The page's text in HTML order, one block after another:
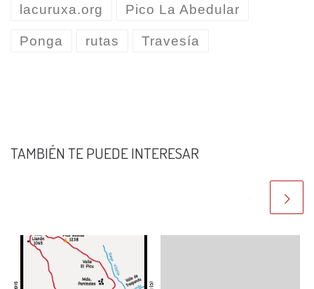
lacuruxa.org Pico La Abedular
Ponga rutas Travesía
TAMBIÉN TE PUEDE INTERESAR